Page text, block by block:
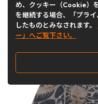
め、クッキー（Cookie）
を継続する場合、「プラ
したものとみなされます。
ー」へご覧下さい。